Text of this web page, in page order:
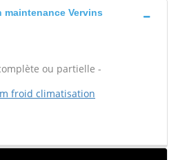
Vervins
ou partielle -
froid climatisation